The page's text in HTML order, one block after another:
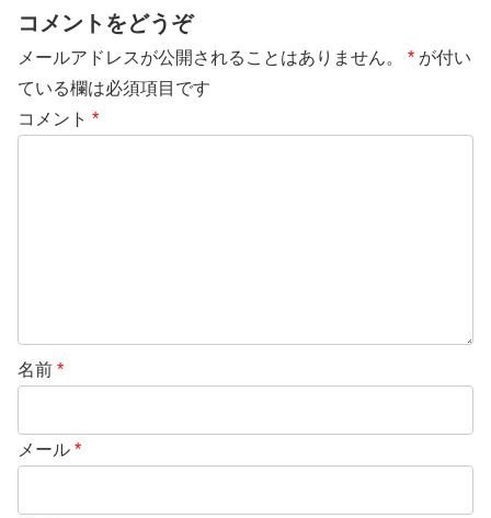
コメントをどうぞ
メールアドレスが公開されることはありません。 * が付い
ている欄は必須項目です
コメント *
名前 *
メール *